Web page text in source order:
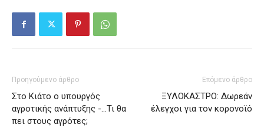
Προηγούμενο άρθρο
Στο Κιάτο ο υπουργός
αγροτικής ανάπτυξης -…Τι θα
πει στους αγρότες;
Επόμενο άρθρο
ΞΥΛΟΚΑΣΤΡΟ: Δωρεάν
έλεγχοι για τον κορονοϊό